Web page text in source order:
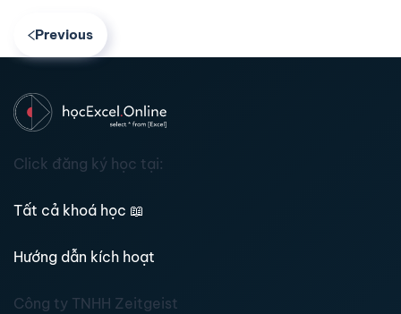
Previous
Click đăng ký học tại:
Tất cả khoá học 📖
Hướng dẫn kích hoạt
Công ty TNHH Zeitgeist